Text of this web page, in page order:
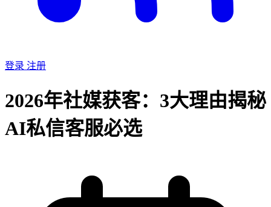
登录 注册
2026年社媒获客：3大理由揭秘
AI私信客服必选